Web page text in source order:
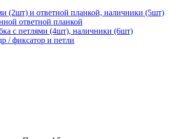
(2шт) и ответной планкой, наличники (5шт)
ответной планкой
с петлями (4шт), наличники (6шт)
/ фиксатор и петли